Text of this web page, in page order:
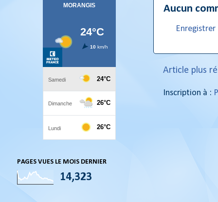
Aucun
Article plus
Inscription à :
PAGES VUES LE MOIS DERNIER
14,323